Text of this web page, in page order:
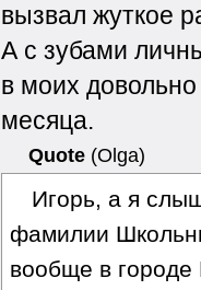
вызвал жуткое
А с зубами
в моих
месяца.
Quote (Olga)
Игорь, а я
фамилии
вообще в городе